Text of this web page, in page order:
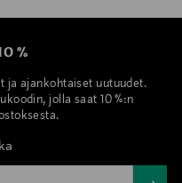
%
ja ajankohtaiset uutuudet.
jolla saat 10 %:n